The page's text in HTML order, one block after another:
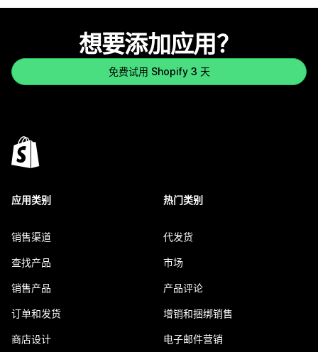
想要添加应用？
免费试用 Shopify 3 天
应用类别
销售渠道
查找产品
销售产品
订单和发货
商店设计
热门类别
代发货
市场
产品评论
增销和捆绑销售
电子邮件营销